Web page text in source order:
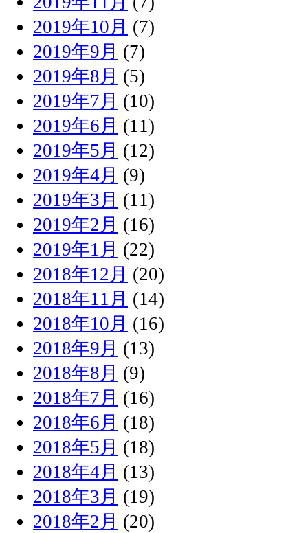
2019年10月 (7)
2019年9月 (7)
2019年8月 (5)
2019年7月 (10)
2019年6月 (11)
2019年5月 (12)
2019年4月 (9)
2019年3月 (11)
2019年2月 (16)
2019年1月 (22)
2018年12月 (20)
2018年11月 (14)
2018年10月 (16)
2018年9月 (13)
2018年8月 (9)
2018年7月 (16)
2018年6月 (18)
2018年5月 (18)
2018年4月 (13)
2018年3月 (19)
2018年2月 (20)